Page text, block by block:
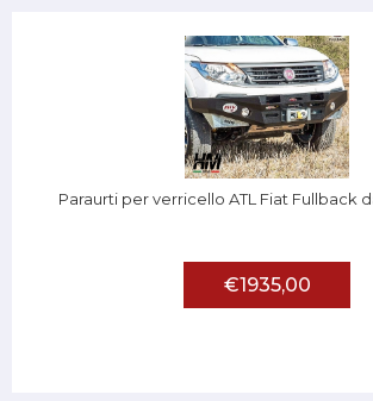
Paraurti per verricello ATL Fiat Fullback
€1935,00